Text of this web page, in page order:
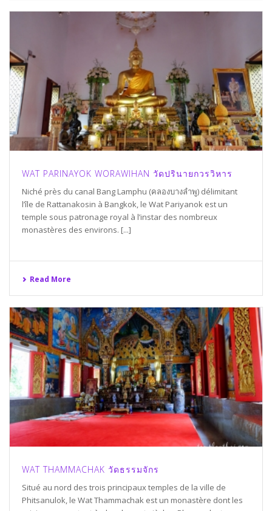
WAT PARINAYOK WORAWIHAN วัดปรินายกวรวิหาร
Niché près du canal Bang Lamphu (คลองบางลำพู) délimitant
l’île de Rattanakosin à Bangkok, le Wat Pariyanok est un
temple sous patronage royal à l’instar des nombreux
monastères des environs. [...]
Read More
WAT THAMMACHAK วัดธรรมจักร
Situé au nord des trois principaux temples de la ville de
Phitsanulok, le Wat Thammachak est un monastère dont les